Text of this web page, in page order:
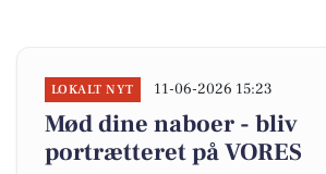
LOKALT NYT 11-06-2026 15:23
Mød dine naboer - bliv
portrætteret på VORES